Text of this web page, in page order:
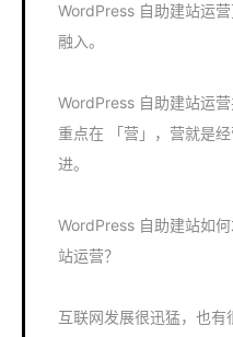
WordPress 自助建站运
融入。
WordPress 自助建站运营
重点在 「营」，营就是
进。
WordPress 自助建站如
站运营？
互联网发展很迅猛，也